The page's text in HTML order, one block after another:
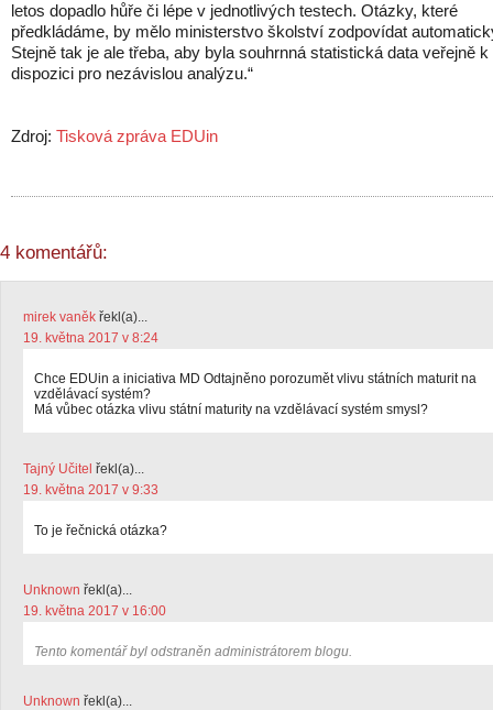
letos dopadlo hůře či lépe v jednotlivých testech. Otázky, které
předkládáme, by mělo ministerstvo školství zodpovídat
Stejně tak je ale třeba, aby byla souhrnná statistická data veřejně k
dispozici pro nezávislou analýzu.“
Zdroj: Tisková zpráva EDUin
4 komentářů:
mirek vaněk řekl(a)...
19. května 2017 v 8:24
Chce EDUin a iniciativa MD Odtajněno porozumět vlivu státních maturit na
vzdělávací systém?
Má vůbec otázka vlivu státní maturity na vzdělávací systém smysl?
Tajný Učitel řekl(a)...
19. května 2017 v 9:33
To je řečnická otázka?
Unknown řekl(a)...
19. května 2017 v 16:00
Tento komentář byl odstraněn administrátorem blogu.
Unknown řekl(a)...